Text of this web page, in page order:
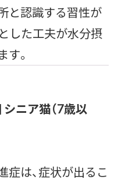
と認識する習性が
した工夫が水分摂
。
シニア猫（7歳以
は、症状が出るこ